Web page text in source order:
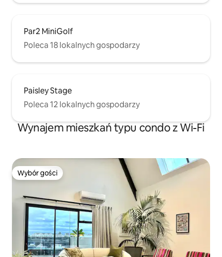
Par2 MiniGolf
Poleca 18 lokalnych gospodarzy
Paisley Stage
Poleca 12 lokalnych gospodarzy
Wynajem mieszkań typu condo z Wi-Fi
Wybór gości
Wybór gości